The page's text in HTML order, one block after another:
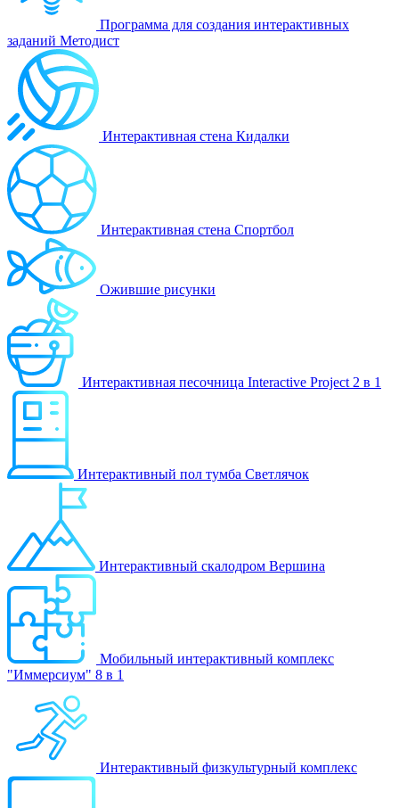
Программа для создания интерактивных
заданий Методист
Интерактивная стена Кидалки
Интерактивная стена Спортбол
Ожившие рисунки
Интерактивная песочница Interactive Project 2 в 1
Интерактивный пол тумба Светлячок
Интерактивный скалодром Вершина
Мобильный интерактивный комплекс
"Иммерсиум" 8 в 1
Интерактивный физкультурный комплекс